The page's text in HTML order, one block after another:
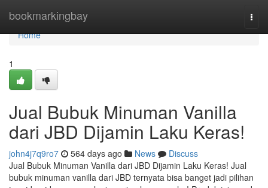
bookmarkingbay
Home
Home
1
Jual Bubuk Minuman Vanilla
dari JBD Dijamin Laku Keras!
john4j7q9ro7 564 days ago News
Discuss
Jual Bubuk Minuman Vanilla dari JBD Dijamin Laku Keras! Jual
bubuk minuman vanilla dari JBD ternyata bisa banget jadi pilihan